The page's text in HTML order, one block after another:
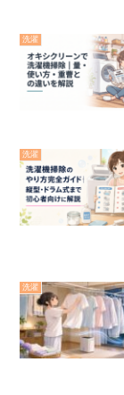
洗濯
洗濯
洗濯